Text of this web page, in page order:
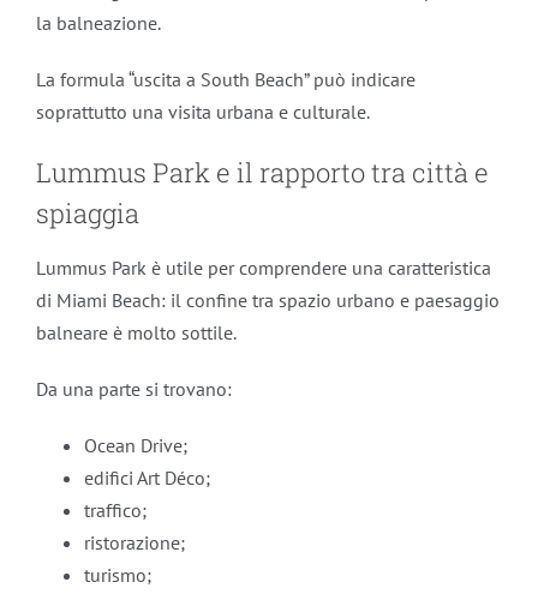
la balneazione.
La formula “uscita a South Beach” può indicare
soprattutto una visita urbana e culturale.
Lummus Park e il rapporto tra città e
spiaggia
Lummus Park è utile per comprendere una caratteristica
di Miami Beach: il confine tra spazio urbano e paesaggio
balneare è molto sottile.
Da una parte si trovano:
Ocean Drive;
edifici Art Déco;
traffico;
ristorazione;
turismo;